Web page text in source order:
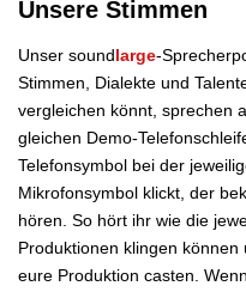
Unsere Stimmen
Unser soundlarge-
Stimmen, Dialekte und
vergleichen könnt, sprechen
gleichen Demo-
Telefonsymbol bei der
Mikrofonsymbol klickt, der
hören. So hört ihr wie die
Produktionen klingen
eure Produktion casten.